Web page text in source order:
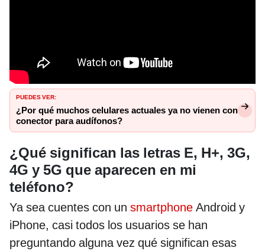
PUEDES VER:
¿Por qué muchos celulares actuales ya no vienen con
conector para audífonos?
¿Qué significan las letras E, H+, 3G,
4G y 5G que aparecen en mi
teléfono?
Ya sea cuentes con un smartphone Android y
iPhone, casi todos los usuarios se han
preguntando alguna vez qué significan esas